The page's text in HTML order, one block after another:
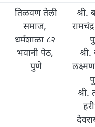
तिळवण तेली
समाज,
धर्मशाळा ८२
भवानी पेठ,
पुणे
श्री.
श्री.